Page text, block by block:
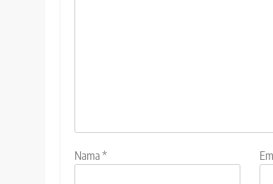
Nama*